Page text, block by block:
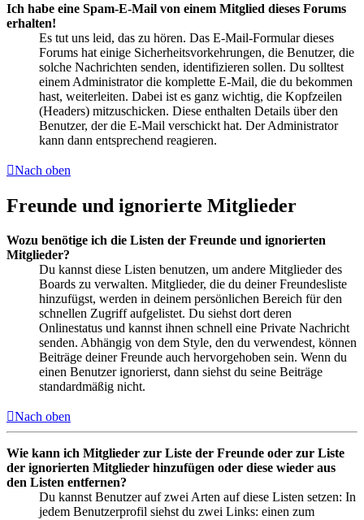
Ich habe eine Spam-E-Mail von einem Mitglied dieses Forums
erhalten!
Es tut uns leid, das zu hören. Das E-Mail-Formular dieses
Forums hat einige Sicherheitsvorkehrungen, die Benutzer, die
solche Nachrichten senden, identifizieren sollen. Du solltest
einem Administrator die komplette E-Mail, die du bekommen
hast, weiterleiten. Dabei ist es ganz wichtig, die Kopfzeilen
(Headers) mitzuschicken. Diese enthalten Details über den
Benutzer, der die E-Mail verschickt hat. Der Administrator
kann dann entsprechend reagieren.
Nach oben
Freunde und ignorierte Mitglieder
Wozu benötige ich die Listen der Freunde und ignorierten
Mitglieder?
Du kannst diese Listen benutzen, um andere Mitglieder des
Boards zu verwalten. Mitglieder, die du deiner Freundesliste
hinzufügst, werden in deinem persönlichen Bereich für den
schnellen Zugriff aufgelistet. Du siehst dort deren
Onlinestatus und kannst ihnen schnell eine Private Nachricht
senden. Abhängig von dem Style, den du verwendest, können
Beiträge deiner Freunde auch hervorgehoben sein. Wenn du
einen Benutzer ignorierst, dann siehst du seine Beiträge
standardmäßig nicht.
Nach oben
Wie kann ich Mitglieder zur Liste der Freunde oder zur Liste
der ignorierten Mitglieder hinzufügen oder diese wieder aus
den Listen entfernen?
Du kannst Benutzer auf zwei Arten auf diese Listen setzen: In
jedem Benutzerprofil siehst du zwei Links: einen zum